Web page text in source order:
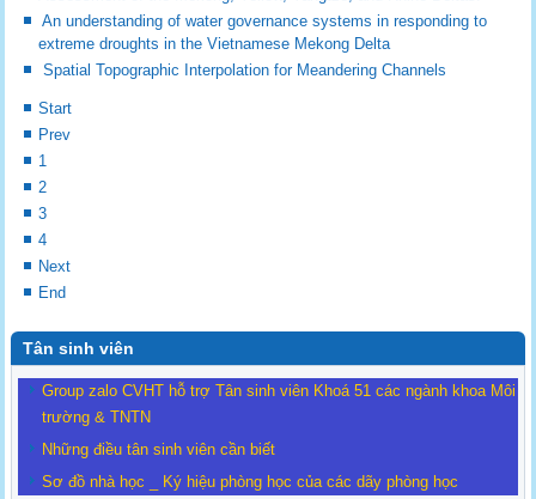
An understanding of water governance systems in responding to
extreme droughts in the Vietnamese Mekong Delta
Spatial Topographic Interpolation for Meandering Channels
Start
Prev
1
2
3
4
Next
End
Tân sinh viên
Group zalo CVHT hỗ trợ Tân sinh viên Khoá 51 các ngành khoa Môi
trường & TNTN
Những điều tân sinh viên cần biết
Sơ đồ nhà học _ Ký hiệu phòng học của các dãy phòng học